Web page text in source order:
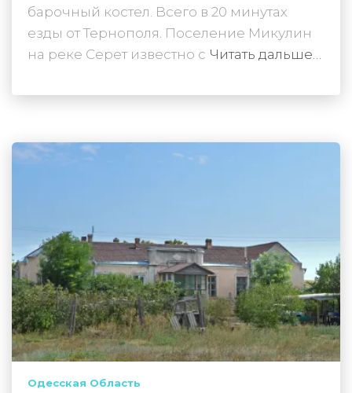
барочный костел. Всего в 20 минутах
езды от Тернополя. Поселение Микулин
на реке Серет известно с Читать дальше…
Одесская Область